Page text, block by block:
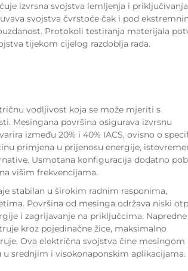
izvrsna svojstva lemljenja i
svojstva čvrstoće čak i pod
Protokoli testiranja materijala
tijekom cijelog razdoblja rada.
vodljivost koja se može mjeriti s
Mesingana površina osigurava izvrsnu
između 20% i 40% IACS, ovisno o
primjena u prijenosu energije,
Usmotana konfiguracija dodatno
višim frekvencijama.
stabilan u širokim radnim rasponima,
Površina od mesinga održava niski
i zagrijavanje na priključcima. Napredne
kroz pojedinačne žice, maksimalno
Ova električna svojstva čine mesingom
srednjim i visokonaponskim aplikacijama.